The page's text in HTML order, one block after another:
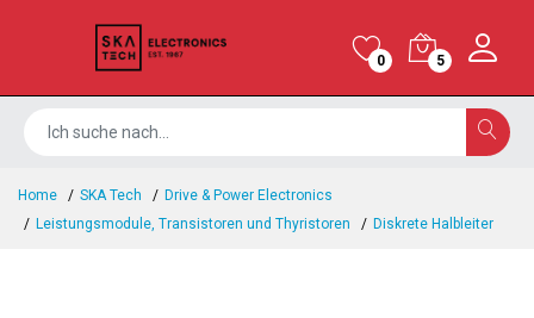
0 5
Home SKA Tech
Drive & Power Electronics
Leistungsmodule, Transistoren und Thyristoren
Diskrete Halbleiter